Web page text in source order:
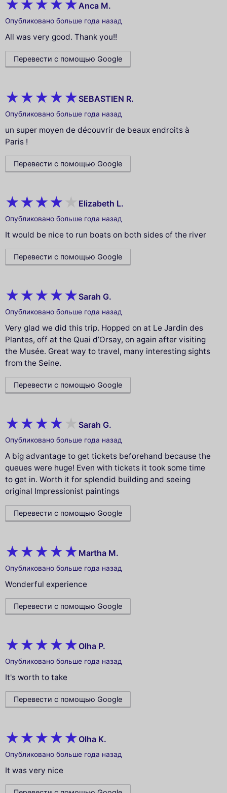
Anca M.
Опубликовано больше года назад
All was very good. Thank you!!
Перевести с помощью Google
SEBASTIEN R.
Опубликовано больше года назад
un super moyen de découvrir de beaux endroits à
Paris !
Перевести с помощью Google
Elizabeth L.
Опубликовано больше года назад
It would be nice to run boats on both sides of the river
Перевести с помощью Google
Sarah G.
Опубликовано больше года назад
Very glad we did this trip. Hopped on at Le Jardin des
Plantes, off at the Quai d’Orsay, on again after visiting
the Musée. Great way to travel, many interesting sights
from the Seine.
Перевести с помощью Google
Sarah G.
Опубликовано больше года назад
A big advantage to get tickets beforehand because the
queues were huge! Even with tickets it took some time
to get in. Worth it for splendid building and seeing
original Impressionist paintings
Перевести с помощью Google
Martha M.
Опубликовано больше года назад
Wonderful experience
Перевести с помощью Google
Olha P.
Опубликовано больше года назад
It's worth to take
Перевести с помощью Google
Olha K.
Опубликовано больше года назад
It was very nice